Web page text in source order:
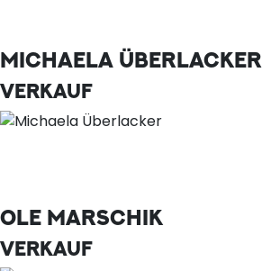
MICHAELA ÜBERLACKER
VERKAUF
OLE MARSCHIK
VERKAUF